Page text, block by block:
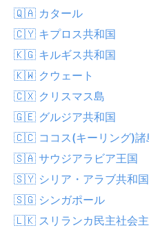
🇶🇦 カタール
🇨🇾 キプロス共和国
🇰🇬 キルギス共和国
🇰🇼 クウェート
🇨🇽 クリスマス島
🇬🇪 グルジア共和国
🇨🇨 ココス(キーリング)諸
🇸🇦 サウジアラビア王国
🇸🇾 シリア・アラブ共和国
🇸🇬 シンガポール
🇱🇰 スリランカ民主社会